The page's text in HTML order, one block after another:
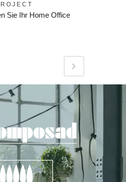
Sie Ihr Home Office